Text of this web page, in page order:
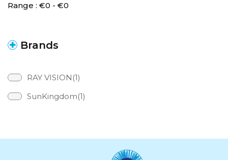
Range : €0 - €0
Brands
RAY VISION(1)
SunKingdom(1)